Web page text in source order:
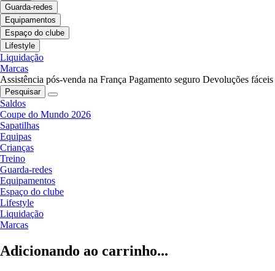
Guarda-redes
Equipamentos
Espaço do clube
Lifestyle
Liquidação
Marcas
Assistência pós-venda na França Pagamento seguro Devoluções fáceis
Pesquisar
Saldos
Coupe do Mundo 2026
Sapatilhas
Equipas
Crianças
Treino
Guarda-redes
Equipamentos
Espaço do clube
Lifestyle
Liquidação
Marcas
Adicionando ao carrinho...